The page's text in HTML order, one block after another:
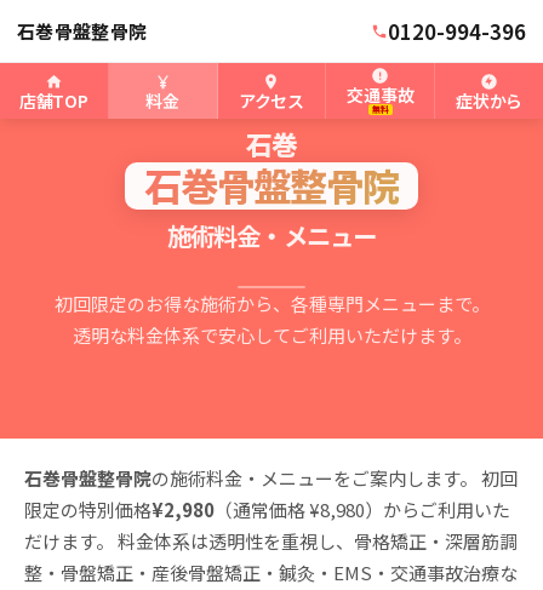
石巻骨盤整骨院 0120-994-396
店舗TOP 料金 アクセス 交通事故
無料 症状から
PRICING & MENU
石巻
石巻骨盤整骨院
施術料金・メニュー
初回限定のお得な施術から、各種専門メニューまで。
透明な料金体系で安心してご利用いただけます。
石巻骨盤整骨院の施術料金・メニューをご案内します。 初回
限定の特別価格¥2,980 （通常価格 ¥8,980）からご利用いた
だけます。 料金体系は透明性を重視し、骨格矯正・深層筋調
整・骨盤矯正・産後骨盤矯正・鍼灸・EMS・交通事故治療な